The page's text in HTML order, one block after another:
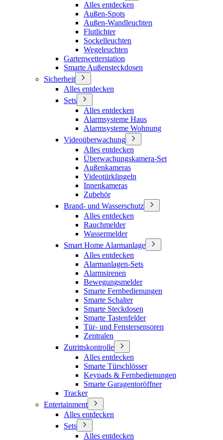
Alles entdecken
Außen-Spots
Außen-Wandleuchten
Flutlichter
Sockelleuchten
Wegeleuchten
Gartenwetterstation
Smarte Außensteckdosen
Sicherheit
Alles entdecken
Sets
Alles entdecken
Alarmsysteme Haus
Alarmsysteme Wohnung
Videoüberwachung
Alles entdecken
Überwachungskamera-Set
Außenkameras
Videotürklingeln
Innenkameras
Zubehör
Brand- und Wasserschutz
Alles entdecken
Rauchmelder
Wassermelder
Smart Home Alarmanlage
Alles entdecken
Alarmanlagen-Sets
Alarmsirenen
Bewegungsmelder
Smarte Fernbedienungen
Smarte Schalter
Smarte Steckdosen
Smarte Tastenfelder
Tür- und Fenstersensoren
Zentralen
Zutrittskontrolle
Alles entdecken
Smarte Türschlösser
Keypads & Fernbedienungen
Smarte Garagentoröffner
Tracker
Entertainment
Alles entdecken
Sets
Alles entdecken